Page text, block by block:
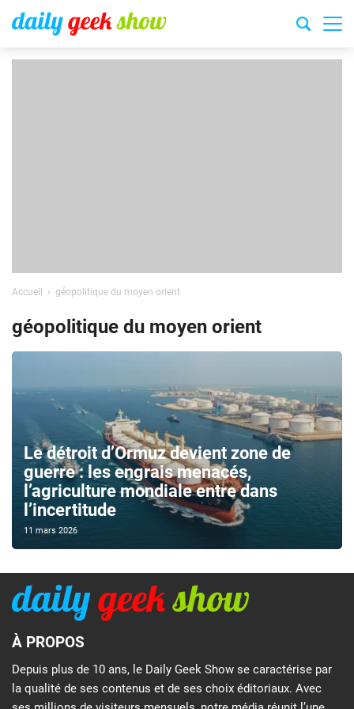
Accueil géopolitique du moyen orient
géopolitique du moyen orient
Le détroit d’Ormuz devient zone de
guerre : les engrais menacés,
l’agriculture mondiale entre dans
l’incertitude
11 mars 2026
À PROPOS
Depuis plus de 10 ans, le Daily Geek Show se caractérise par
la qualité de ses contenus et de ses choix éditoriaux. Avec